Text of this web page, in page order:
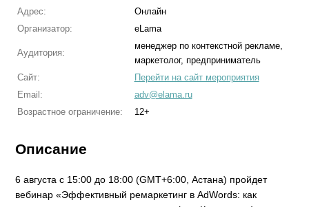
Адрес:
Онлайн
Организатор:
eLama
Аудитория:
менеджер по контекстной рекламе,
маркетолог, предприниматель
Сайт:
Перейти на сайт мероприятия
Email:
adv@elama.ru
Возрастное ограничение:
12+
Описание
6 августа с 15:00 до 18:00 (GMT+6:00, Астана) пройдет
вебинар «Эффективный ремаркетинг в AdWords: как